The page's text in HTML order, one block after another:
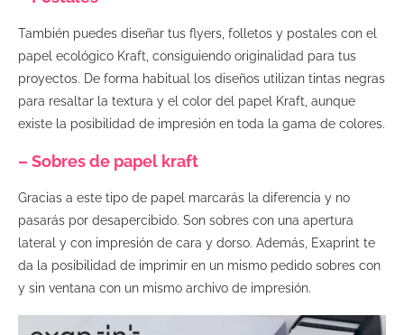
También puedes diseñar tus flyers, folletos y postales con el
papel ecológico Kraft, consiguiendo originalidad para tus
proyectos. De forma habitual los diseños utilizan tintas negras
para resaltar la textura y el color del papel Kraft, aunque
existe la posibilidad de impresión en toda la gama de colores.
– Sobres de papel kraft
Gracias a este tipo de papel marcarás la diferencia y no
pasarás por desapercibido. Son sobres con una apertura
lateral y con impresión de cara y dorso. Además, Exaprint te
da la posibilidad de imprimir en un mismo pedido sobres con
y sin ventana con un mismo archivo de impresión.